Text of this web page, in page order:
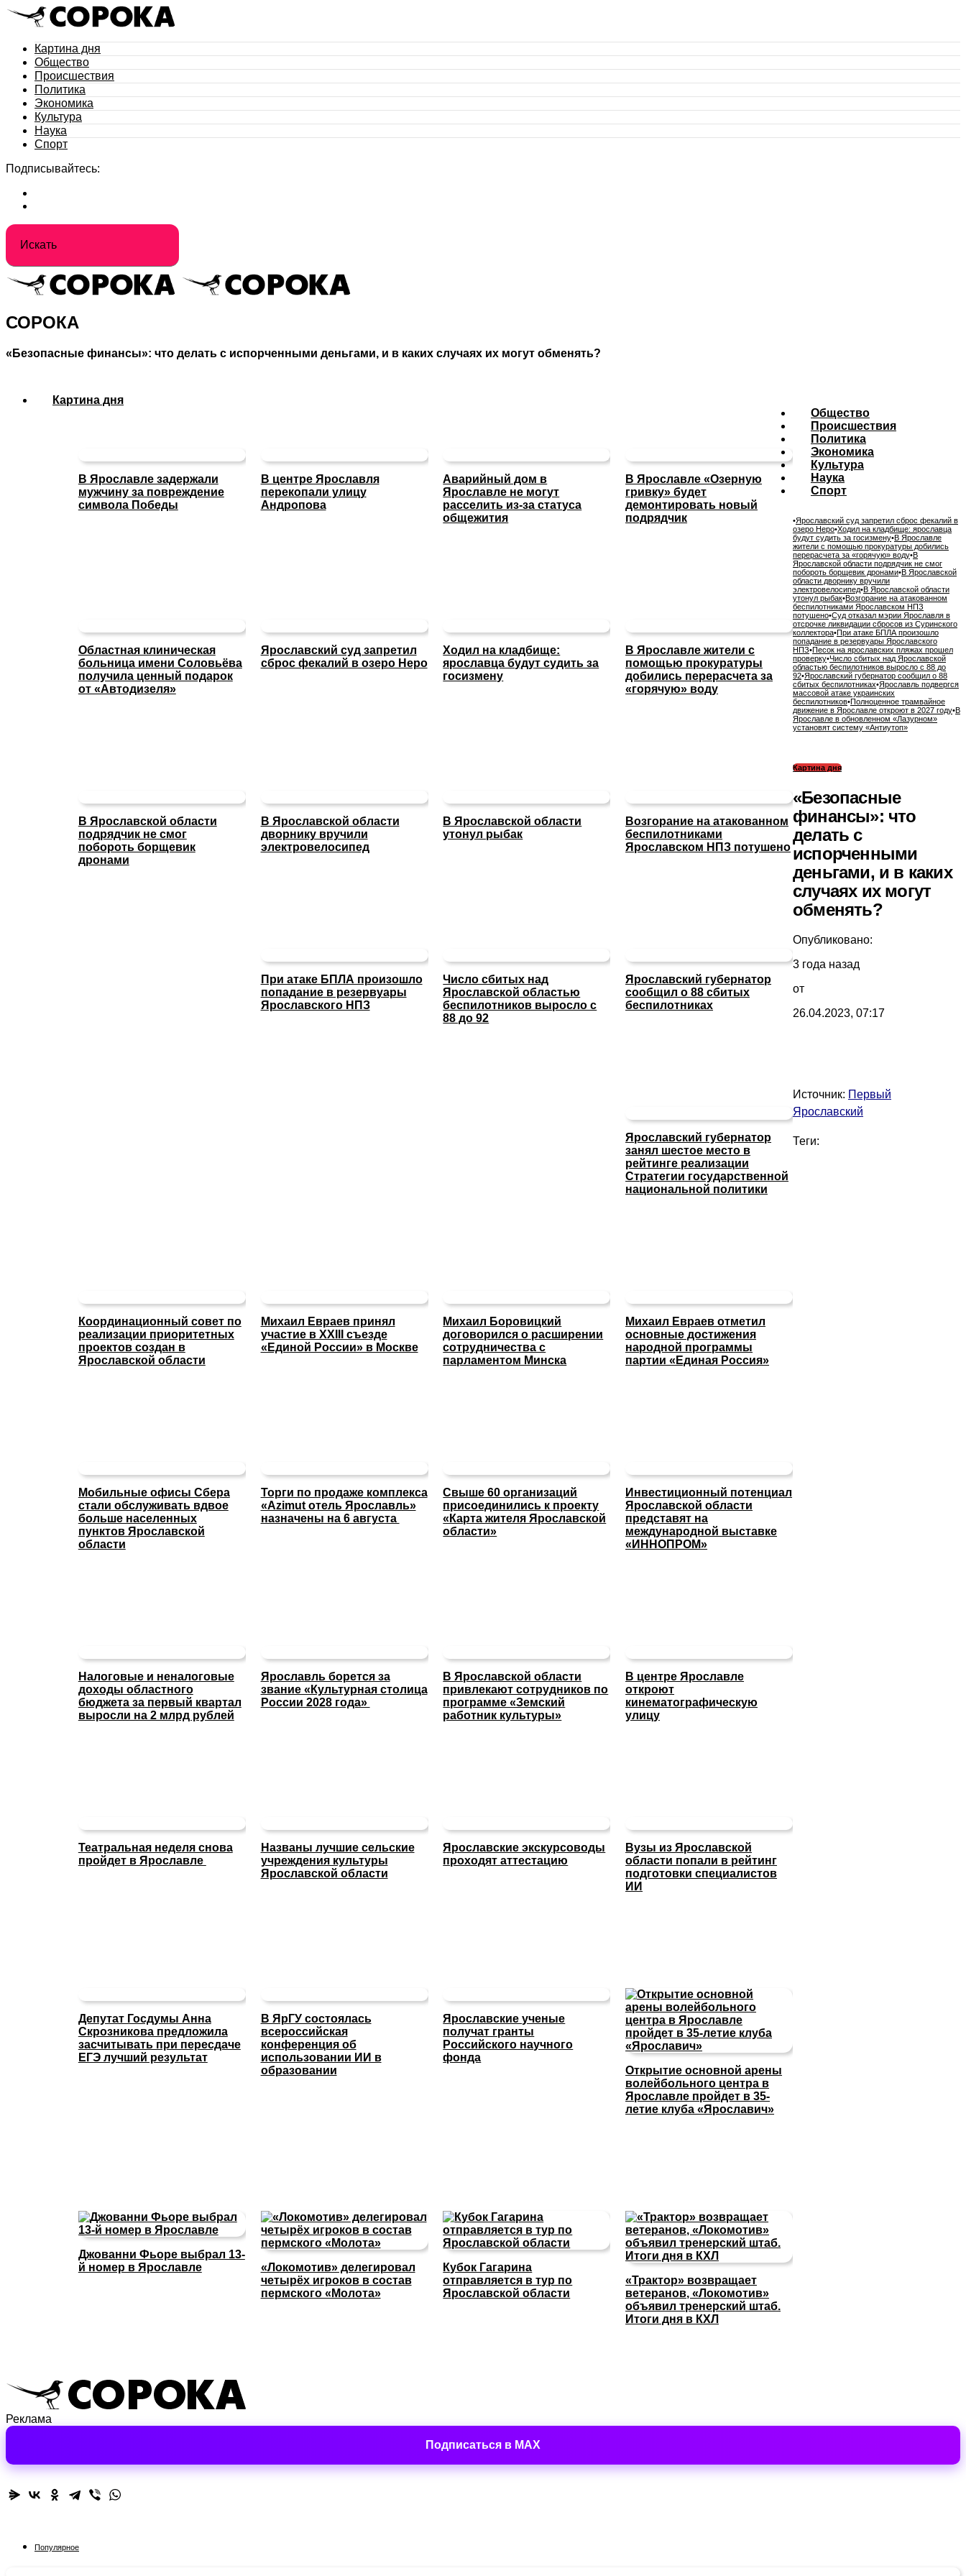
Картина дня
Общество
Происшествия
Политика
Экономика
Культура
Наука
Спорт
Подписывайтесь:
СОРОКА
«Безопасные финансы»: что делать с испорченными деньгами, и в каких случаях их могут обменять?
Картина дня
В Ярославле задержали
мужчину за повреждение
символа Победы
В центре Ярославля
перекопали улицу
Андропова
Аварийный дом в
Ярославле не могут
расселить из-за статуса
общежития
В Ярославле «Озерную
гривку» будет
демонтировать новый
подрядчик
Областная клиническая
больница имени Соловьёва
получила ценный подарок
от «Автодизеля»
Общество
Ярославский суд запретил
сброс фекалий в озеро Неро
Ходил на кладбище:
ярославца будут судить за
госизмену
В Ярославле жители с
помощью прокуратуры
добились перерасчета за
«горячую» воду
В Ярославской области
подрядчик не смог
побороть борщевик
дронами
В Ярославской области
дворнику вручили
электровелосипед
Происшествия
В Ярославской области
утонул рыбак
Возгорание на атакованном
беспилотниками
Ярославском НПЗ потушено
При атаке БПЛА произошло
попадание в резервуары
Ярославского НПЗ
Число сбитых над
Ярославской областью
беспилотников выросло с
88 до 92
Ярославский губернатор
сообщил о 88 сбитых
беспилотниках
Политика
Ярославский губернатор
занял шестое место в
рейтинге реализации
Стратегии государственной
национальной политики
Координационный совет по
реализации приоритетных
проектов создан в
Ярославской области
Михаил Евраев принял
участие в XXIII съезде
«Единой России» в Москве
Михаил Боровицкий
договорился о расширении
сотрудничества с
парламентом Минска
Михаил Евраев отметил
основные достижения
народной программы
партии «Единая Россия»
Экономика
Мобильные офисы Сбера
стали обслуживать вдвое
больше населенных
пунктов Ярославской
области
Торги по продаже комплекса
«Azimut отель Ярославль»
назначены на 6 августа
Свыше 60 организаций
присоединились к проекту
«Карта жителя Ярославской
области»
Инвестиционный потенциал
Ярославской области
представят на
международной выставке
«ИННОПРОМ»
Налоговые и неналоговые
доходы областного
бюджета за первый квартал
выросли на 2 млрд рублей
Культура
Ярославль борется за
звание «Культурная столица
России 2028 года»
В Ярославской области
привлекают сотрудников по
программе «Земский
работник культуры»
В центре Ярославле
откроют
кинематографическую
улицу
Театральная неделя снова
пройдет в Ярославле
Названы лучшие сельские
учреждения культуры
Ярославской области
Наука
Ярославские экскурсоводы
проходят аттестацию
Вузы из Ярославской
области попали в рейтинг
подготовки специалистов
ИИ
Депутат Госдумы Анна
Скрозникова предложила
засчитывать при пересдаче
ЕГЭ лучший результат
В ЯрГУ состоялась
всероссийская
конференция об
использовании ИИ в
образовании
Ярославские ученые
получат гранты
Российского научного
фонда
Спорт
Открытие основной арены
волейбольного центра в
Ярославле пройдет в 35-
летие клуба «Ярославич»
Джованни Фьоре выбрал 13-
й номер в Ярославле
«Локомотив» делегировал
четырёх игроков в состав
пермского «Молота»
Кубок Гагарина
отправляется в тур по
Ярославской области
«Трактор» возвращает
ветеранов, «Локомотив»
объявил тренерский штаб.
Итоги дня в КХЛ
•Ярославский суд запретил сброс фекалий в
озеро Неро•Ходил на кладбище: ярославца
будут судить за госизмену•В Ярославле
жители с помощью прокуратуры добились
перерасчета за «горячую» воду•В
Ярославской области подрядчик не смог
побороть борщевик дронами•В Ярославской
области дворнику вручили
электровелосипед•В Ярославской области
утонул рыбак•Возгорание на атакованном
беспилотниками Ярославском НПЗ
потушено•Суд отказал мэрии Ярославля в
отсрочке ликвидации сбросов из Суринского
коллектора•При атаке БПЛА произошло
попадание в резервуары Ярославского
НПЗ•Песок на ярославских пляжах прошел
проверку•Число сбитых над Ярославской
областью беспилотников выросло с 88 до
92•Ярославский губернатор сообщил о 88
сбитых беспилотниках•Ярославль подвергся
массовой атаке украинских
беспилотников•Полноценное трамвайное
движение в Ярославле откроют в 2027 году•В
Ярославле в обновленном «Лазурном»
установят систему «Антиутоп»
Картина дня
«Безопасные
финансы»: что
делать с
испорченными
деньгами, и в каких
случаях их могут
обменять?
Опубликовано:
3 года назад
от
26.04.2023, 07:17
Источник: Первый
Ярославский
Теги:
Реклама
Подписаться в MAX
Популярное